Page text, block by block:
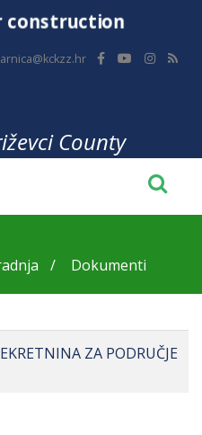
construction
County
Dokumenti
ZA PODRUČJE